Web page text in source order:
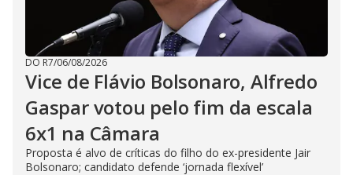
DO R7/06/08/2026
Vice de Flávio Bolsonaro, Alfredo
Gaspar votou pelo fim da escala
6x1 na Câmara
Proposta é alvo de críticas do filho do ex-presidente Jair
Bolsonaro; candidato defende ‘jornada flexível’